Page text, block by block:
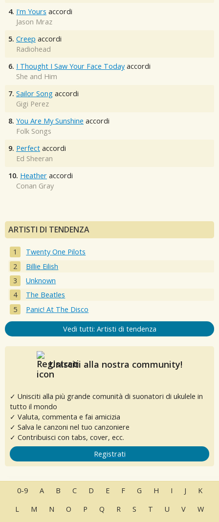
4. I'm Yours accordi
Jason Mraz
5. Creep accordi
Radiohead
6. I Thought I Saw Your Face Today accordi
She and Him
7. Sailor Song accordi
Gigi Perez
8. You Are My Sunshine accordi
Folk Songs
9. Perfect accordi
Ed Sheeran
10. Heather accordi
Conan Gray
ARTISTI DI TENDENZA
Twenty One Pilots
Billie Eilish
Unknown
The Beatles
Panic! At The Disco
Vedi tutti: Artisti di tendenza
Unisciti alla nostra community!
✓ Unisciti alla più grande comunità di suonatori di ukulele in
tutto il mondo
✓ Valuta, commenta e fai amicizia
✓ Salva le canzoni nel tuo canzoniere
✓ Contribuisci con tabs, cover, ecc.
Registrati
0-9 A B C D E F G H I J
K
L
M N O P Q R S T U V W